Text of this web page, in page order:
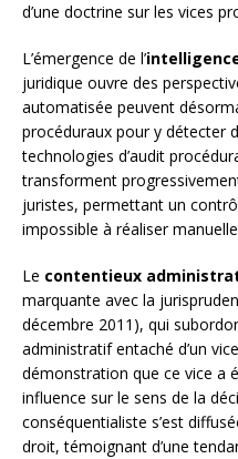
d’une doctrine sur les vices
L’émergence de l’
juridique ouvre des
automatisée peuvent
procéduraux pour y détecter
technologies d’audit
transforment
juristes, permettant un
impossible à réaliser
Le contentieux
marquante avec la
décembre 2011), qui
administratif entaché d’un
démonstration que ce vice a
influence sur le sens de la
conséquentialiste s’est
droit, témoignant d’une